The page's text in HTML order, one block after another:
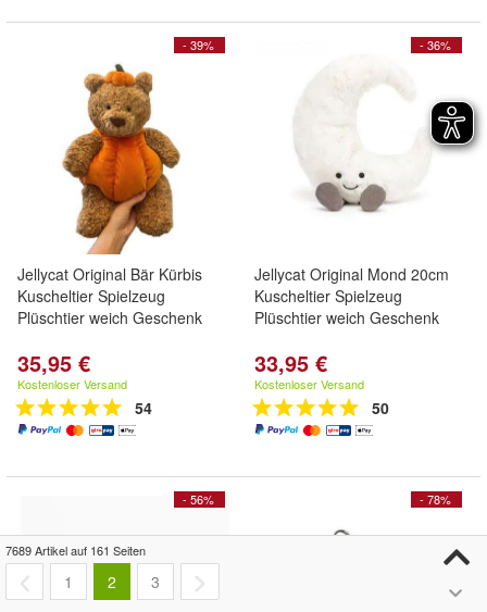
- 39%
Jellycat Original Bär Kürbis
Kuscheltier Spielzeug
Plüschtier weich Geschenk
35,95 €
Kostenloser Versand
54
- 36%
Jellycat Original Mond 20cm
Kuscheltier Spielzeug
Plüschtier weich Geschenk
33,95 €
Kostenloser Versand
50
- 56% - 78%
7689 Artikel auf 161 Seiten
1 2 3